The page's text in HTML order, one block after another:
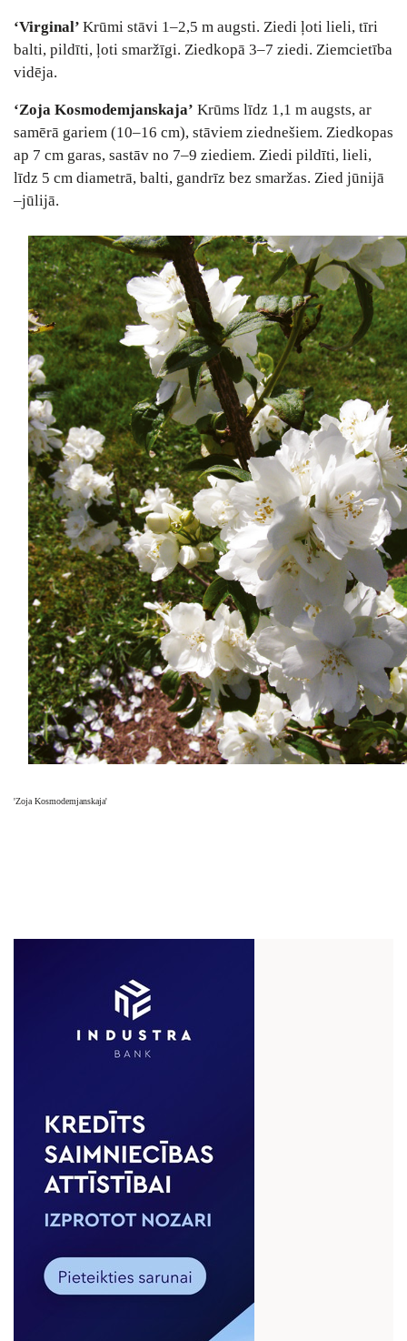
‘Virginal’ Krūmi stāvi 1–2,5 m augsti. Ziedi ļoti lieli, tīri
balti, pildīti, ļoti smaržīgi. Ziedkopā 3–7 ziedi. Ziemcietība
vidēja.
‘Zoja Kosmodemjanskaja’ Krūms līdz 1,1 m augsts, ar
samērā gariem (10–16 cm), stāviem ziednešiem. Ziedkopas
ap 7 cm garas, sastāv no 7–9 ziediem. Ziedi pildīti, lieli,
līdz 5 cm diametrā, balti, gandrīz bez smaržas. Zied jūnijā
–jūlijā.
'Zoja Kosmodemjanskaja'